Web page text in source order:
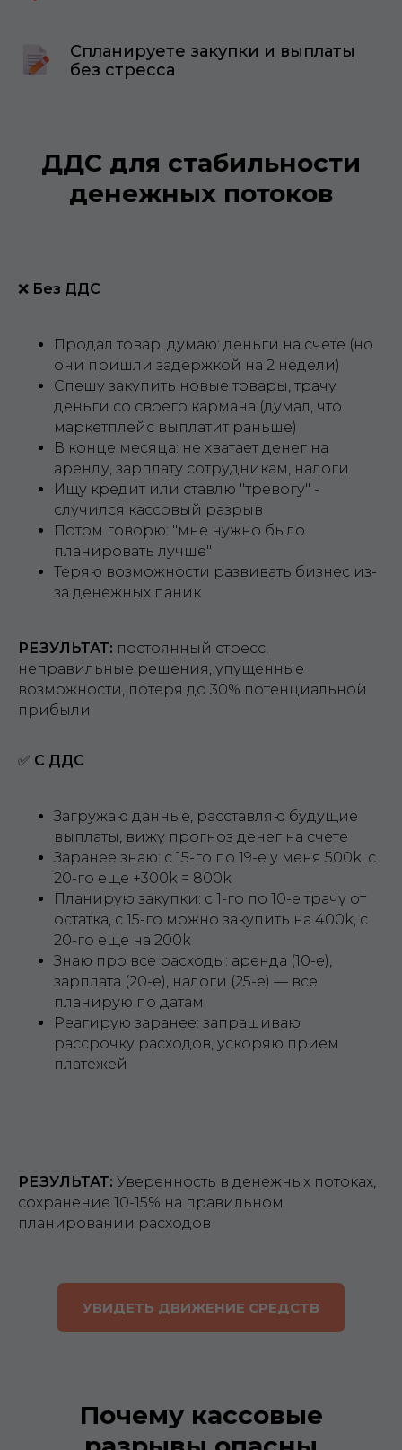
Спланируете закупки и выплаты
без стресса
ДДС для стабильности
денежных потоков
❌ Без ДДС
Продал товар, думаю: деньги на счете (но
они пришли задержкой на 2 недели)
Спешу закупить новые товары, трачу
деньги со своего кармана (думал, что
маркетплейс выплатит раньше)
В конце месяца: не хватает денег на
аренду, зарплату сотрудникам, налоги
Ищу кредит или ставлю "тревогу" -
случился кассовый разрыв
Потом говорю: "мне нужно было
планировать лучше"
Теряю возможности развивать бизнес из-
за денежных паник
РЕЗУЛЬТАТ: постоянный стресс,
неправильные решения, упущенные
возможности, потеря до 30% потенциальной
прибыли
✅ С ДДС
Загружаю данные, расставляю будущие
выплаты, вижу прогноз денег на счете
Заранее знаю: с 15-го по 19-е у меня 500k, с
20-го еще +300k = 800k
Планирую закупки: с 1-го по 10-е трачу от
остатка, с 15-го можно закупить на 400k, с
20-го еще на 200k
Знаю про все расходы: аренда (10-е),
зарплата (20-е), налоги (25-е) — все
планирую по датам
Реагирую заранее: запрашиваю
рассрочку расходов, ускоряю прием
платежей
РЕЗУЛЬТАТ: Уверенность в денежных потоках,
сохранение 10-15% на правильном
планировании расходов
УВИДЕТЬ ДВИЖЕНИЕ СРЕДСТВ
Почему кассовые